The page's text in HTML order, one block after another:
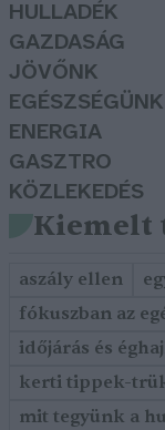
HULLADÉK
GAZDASÁG
JÖVŐNK
EGÉSZSÉGÜNK
ENERGIA
GASZTRO
KÖZLEKEDÉS
Kiemelt
aszály ellen
fókuszban az
időjárás és
kerti tippek-
mit tegyünk a